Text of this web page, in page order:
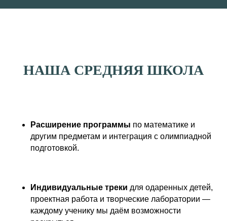
НАША СРЕДНЯЯ ШКОЛА
Расширение программы по математике и
другим предметам и интеграция с олимпиадной
подготовкой.
Индивидуальные треки для одаренных детей,
проектная работа и творческие лаборатории —
каждому ученику мы даём возможности